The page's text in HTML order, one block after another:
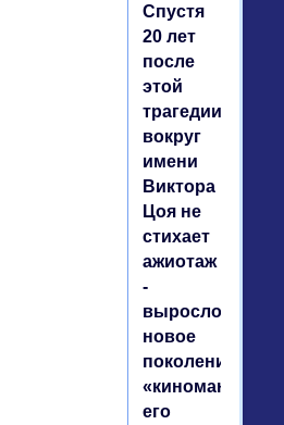
Спустя
20 лет
после
этой
трагедии
вокруг
имени
Виктора
Цоя не
стихает
ажиотаж
-
выросло
новое
поколение
«киноманов»,
его